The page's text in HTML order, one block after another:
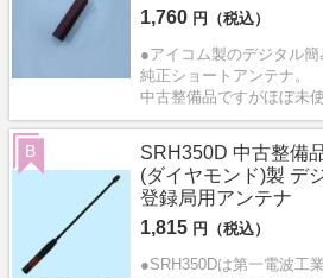
1,760 円（税込）
●アイコム製のデジタル
純正ショートアンテナ。
中古整備品ですがほぼ未
SRH350D 中古整備
(ダイヤモンド)製 デ
登録局用アンテナ
1,815 円（税込）
●SRH350Dは第一電波工
B